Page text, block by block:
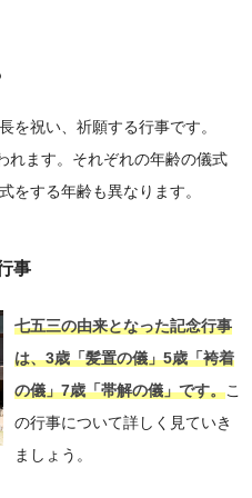
を祝い、祈願する行事です。
れます。それぞれの年齢の儀式
をする年齢も異なります。
事
七五三の由来となった記念行事
は、3歳「髪置の儀」5歳「袴着
の儀」7歳「帯解の儀」です。こ
の行事について詳しく見ていき
ましょう。